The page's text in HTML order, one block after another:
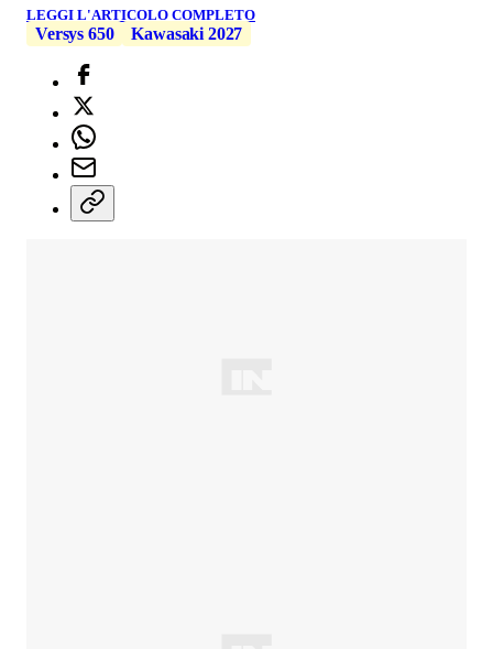
LEGGI L'ARTICOLO COMPLETO
Versys 650 Kawasaki 2027